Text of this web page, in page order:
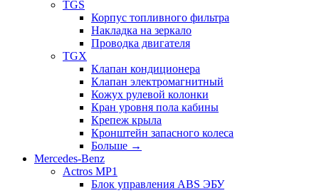
TGS
Корпус топливного фильтра
Накладка на зеркало
Проводка двигателя
TGX
Клапан кондиционера
Клапан электромагнитный
Кожух рулевой колонки
Кран уровня пола кабины
Крепеж крыла
Кронштейн запасного колеса
Больше →
Mercedes-Benz
Actros MP1
Блок управления ABS ЭБУ